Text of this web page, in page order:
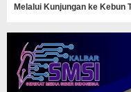
Melalui Kunjungan ke Kebun